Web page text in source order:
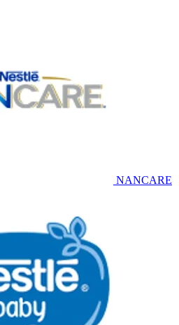
NANCARE